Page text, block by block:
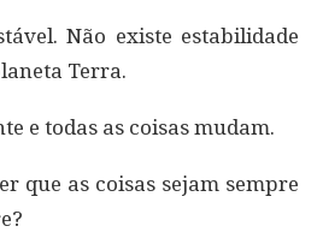
Não existe estabilidade
Terra.
e todas as coisas mudam.
que as coisas sejam sempre